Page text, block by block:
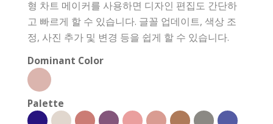
형 차트 메이커를 사용하면 디자인 편집도 간단하
고 빠르게 할 수 있습니다. 글꼴 업데이트, 색상 조
정, 사진 추가 및 변경 등을 쉽게 할 수 있습니다.
Dominant Color
Palette